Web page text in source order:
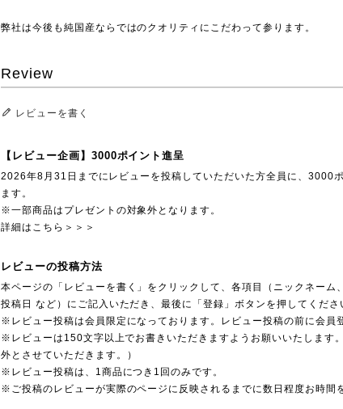
弊社は今後も純国産ならではのクオリティにこだわって参ります。
Review
レビューを書く
【レビュー企画】3000ポイント進呈
2026年8月31日までにレビューを投稿していただいた方全員に、3000
ます。
※一部商品はプレゼントの対象外となります。
詳細はこちら＞＞＞
レビューの投稿方法
本ページの「レビューを書く」をクリックして、各項目（ニックネーム
投稿日 など）にご記入いただき、最後に「登録」ボタンを押してくださ
※レビュー投稿は会員限定になっております。レビュー投稿の前に会員
※レビューは150文字以上でお書きいただきますようお願いいたします
外とさせていただきます。）
※レビュー投稿は、1商品につき1回のみです。
※ご投稿のレビューが実際のページに反映されるまでに数日程度お時間